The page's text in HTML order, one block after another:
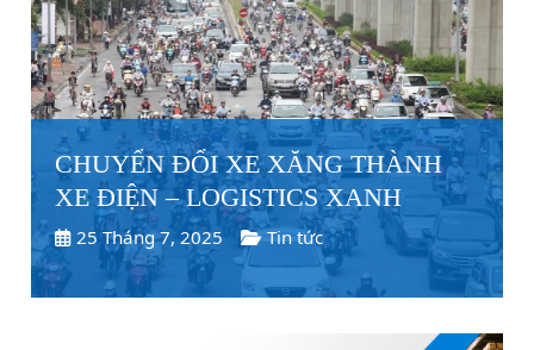
CHUYỂN ĐỔI XE XĂNG THÀNH
XE ĐIỆN – LOGISTICS XANH
25 Tháng 7, 2025 Tin tức